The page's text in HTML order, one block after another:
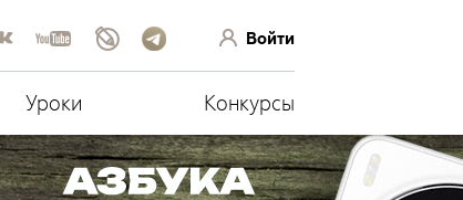
Войти
Уроки Конкурсы